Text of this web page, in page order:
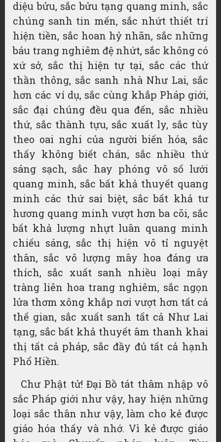
diệu bửu, sắc bửu tạng quang minh, sắc
chúng sanh tin mến, sắc nhứt thiết trí
hiện tiền, sắc hoan hỷ nhãn, sắc những
báu trang nghiêm đệ nhứt, sắc không có
xứ sở, sắc thị hiện tự tại, sắc các thứ
thần thông, sắc sanh nhà Như Lai, sắc
hơn các ví dụ, sắc cùng khắp Pháp giới,
sắc đại chúng đều qua đến, sắc nhiều
thứ, sắc thành tựu, sắc xuất ly, sắc tùy
theo oai nghi của người biến hóa, sắc
thấy không biết chán, sắc nhiều thứ
sáng sạch, sắc hay phóng vô số lưới
quang minh, sắc bất khả thuyết quang
minh các thứ sai biệt, sắc bất khả tư
hương quang minh vượt hơnba cõi, sắc
bất khả lượng nhựt luân quang minh
chiếu sáng, sắc thị hiện vô tỉ nguyệt
thân, sắc vô lượng mây hoa đáng ưa
thích, sắc xuất sanh nhiều loại mây
tràng liên hoa trang nghiêm, sắc ngọn
lửa thơm xông khắp nơi vượt hơn tất cả
thế gian, sắc xuất sanh tất cả Như Lai
tạng, sắc bất khả thuyết âm thanh khai
thị tất cả pháp, sắc đầy đủ tất cả hạnh
Phổ Hiền.
Chư Phật tử! Đại Bồ tát thâm nhập vô
sắc Pháp giới như vậy, hay hiện những
loại sắc thân như vậy, làm cho kẻ được
giáo hóa thấy và nhớ. Vì kẻ được giáo